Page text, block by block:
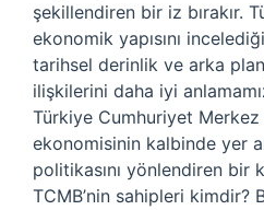
şekillendiren bir iz bırakır.
ekonomik yapısını
tarihsel derinlik ve arka
ilişkilerini daha iyi
Türkiye Cumhuriyet Merkez
ekonomisinin kalbinde yer
politikasını yönlendiren bir
TCMB’nin sahipleri kimdir?